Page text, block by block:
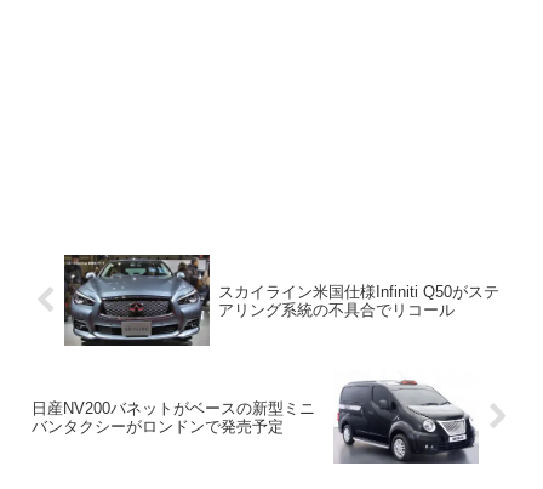
スカイライン米国仕様Infiniti Q50がステ
アリング系統の不具合でリコール
日産NV200バネットがベースの新型ミニ
バンタクシーがロンドンで発売予定